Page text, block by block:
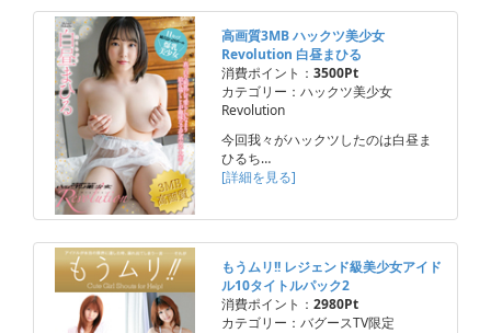
高画質3MB ハックツ美少女
Revolution 白昼まひる
消費ポイント： 3500Pt
カテゴリー：ハックツ美少女
Revolution
今回我々がハックツしたのは白昼ま
ひるち…
[詳細を見る]
もうムリ!! レジェンド級美少女アイド
ル10タイトルパック2
消費ポイント： 2980Pt
カテゴリー：バグースTV限定